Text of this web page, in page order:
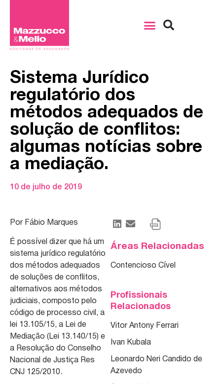
Sistema Jurídico
regulatório dos
métodos adequados de
solução de conflitos:
algumas notícias sobre
a mediação.
10 de julho de 2019
Por Fábio Marques
É possível dizer que há um
sistema jurídico regulatório
dos métodos adequados
de soluções de conflitos,
alternativos aos métodos
judiciais, composto pelo
código de processo civil, a
lei 13.105/15, a Lei de
Mediação (Lei 13.140/15) e
a Resolução do Conselho
Nacional de Justiça Res
CNJ 125/2010.
Áreas Relacionadas
Contencioso Cível
Profissionais
Relacionados
Vitor Antony Ferrari
Ivan Kubala
Leonardo Neri Candido de
Azevedo